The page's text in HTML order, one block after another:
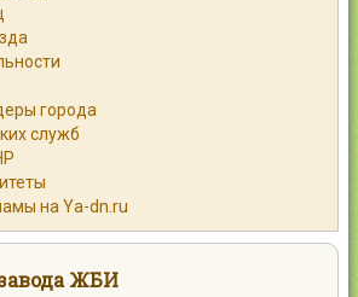
города
служб
на Ya-dn.ru
ЖБИ